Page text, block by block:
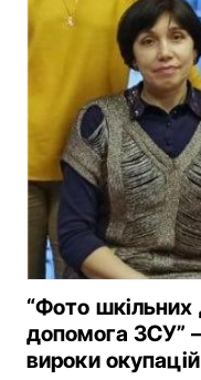
“Фото шкільних
допомога ЗСУ”
вироки